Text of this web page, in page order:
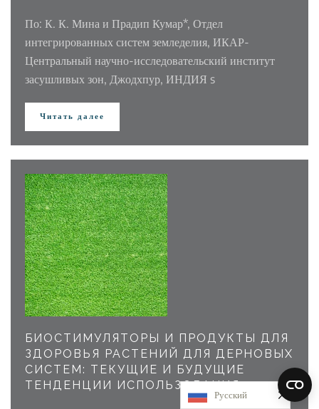
По: К. К. Мина и Прадип Кумар*, Отдел
интегрированных систем земледелия, ИКАР-
Центральный научно-исследовательский институт
засушливых зон, Джодхпур, ИНДИЯ s
Читать далее
БИОСТИМУЛЯТОРЫ И ПРОДУКТЫ ДЛЯ
ЗДОРОВЬЯ РАСТЕНИЙ ДЛЯ ДЕРНОВЫХ
СИСТЕМ: ТЕКУЩИЕ И БУДУЩИЕ
ТЕНДЕНЦИИ ИСПОЛЬЗОВАНИЯ
Русский